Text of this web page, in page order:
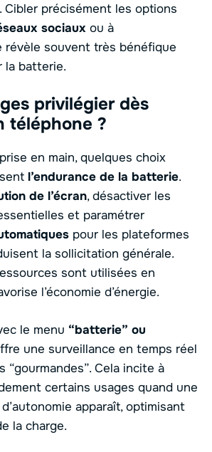
Cibler précisément les options
sociaux ou à
révèle souvent très bénéfique
la batterie.
privilégier dès
téléphone ?
en main, quelques choix
l’endurance de la batterie.
de l’écran, désactiver les
et paramétrer
pour les plateformes
la sollicitation générale.
sont utilisées en
l’économie d’énergie.
le menu “batterie” ou
une surveillance en temps réel
“gourmandes”. Cela incite à
certains usages quand une
apparaît, optimisant
la charge.